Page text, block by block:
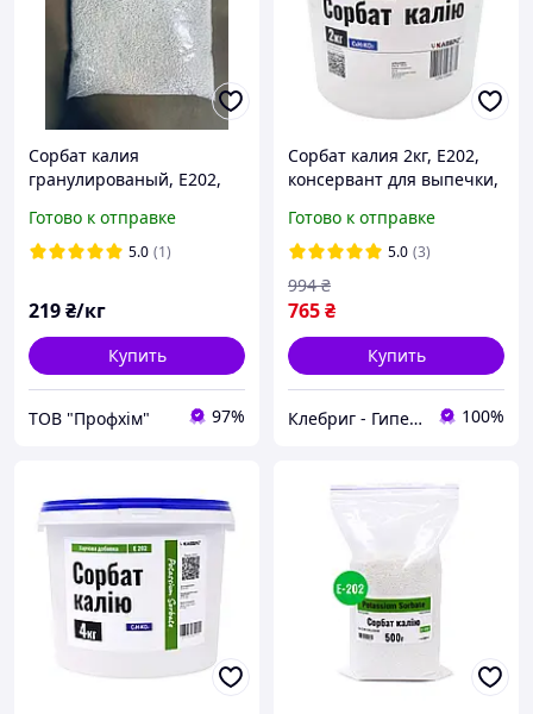
Сорбат калия
гранулированый, Е202,
Готово к отправке
5.0 (1)
219₴/кг
Купить
ТОВ "Профхім" 97%
Сорбат калия 2кг, E202,
консервант для выпечки,
Готово к отправке
5.0 (3)
765₴
994 ₴
Купить
Клебриг - Гипермаркет химической продукции 100%